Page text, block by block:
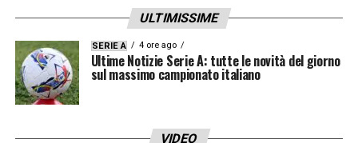
ULTIMISSIME
SERIE A 4 ore ago
Ultime Notizie Serie A: tutte le novità del giorno
sul massimo campionato italiano
VIDEO